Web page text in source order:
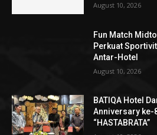
August 10, 2026
Fun Match
Perkuat
Antar-Hotel
August 10, 2026
BATIQA Hotel
Anniversary ke-
“HASTABRATA”